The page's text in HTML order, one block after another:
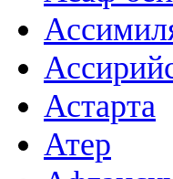
Астарта
Атер